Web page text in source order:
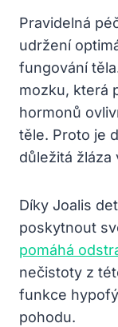
Pravidelná
udržení
fungování
mozku, která
hormonů
těle. Proto je
důležitá žláza
Díky Joalis
poskytnout
pomáhá
nečistoty z
funkce
pohodu.